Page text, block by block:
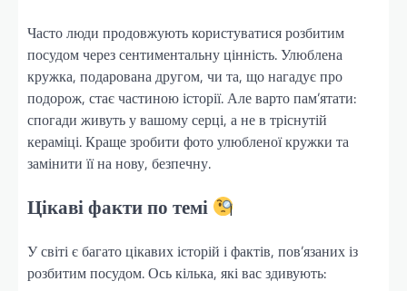
Часто люди продовжують користуватися розбитим
посудом через сентиментальну цінність. Улюблена
кружка, подарована другом, чи та, що нагадує про
подорож, стає частиною історії. Але варто пам’ятати:
спогади живуть у вашому серці, а не в тріснутій
кераміці. Краще зробити фото улюбленої кружки та
замінити її на нову, безпечну.
Цікаві факти по темі
У світі є багато цікавих історій і фактів, пов’язаних із
розбитим посудом. Ось кілька, які вас здивують: